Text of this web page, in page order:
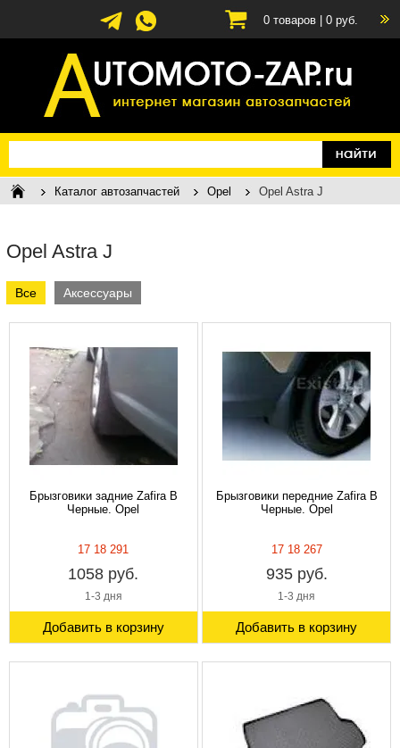
0 товаров | 0 руб.
Каталог автозапчастей Opel Opel Astra J
Opel Astra J
Все Аксессуары
Брызговики задние Zafira B
Черные. Opel
17 18 291
1058 руб.
1-3 дня
Добавить в корзину
Брызговики передние Zafira B
Черные. Opel
17 18 267
935 руб.
1-3 дня
Добавить в корзину